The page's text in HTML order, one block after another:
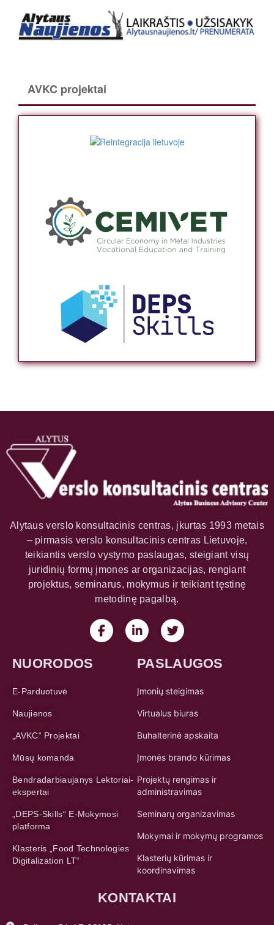
AVKC projektai
Alytaus verslo konsultacinis centras, įkurtas 1993 metais
– pirmasis verslo konsultacinis centras Lietuvoje,
teikiantis verslo vystymo paslaugas, steigiant visų
juridinių formų įmones ar organizacijas, rengiant
projektus, seminarus, mokymus ir teikiant tęstinę
metodinę pagalbą.
NUORODOS
E-Parduotuvė
Naujienos
„AVKC“ Projektai
Mūsų komanda
Bendradarbiaujanys Lektoriai-
ekspertai
„DEPS-Skills“ E-Mokymosi
platforma
Klasteris „Food Technologies
Digitalization LT“
PASLAUGOS
Įmonių steigimas
Virtualus biuras
Buhalterinė apskaita
Įmonės brando kūrimas
Projektų rengimas ir
administravimas
Seminarų organizavimas
Mokymai ir mokymų programos
Klasterių kūrimas ir
koordinavimas
KONTAKTAI